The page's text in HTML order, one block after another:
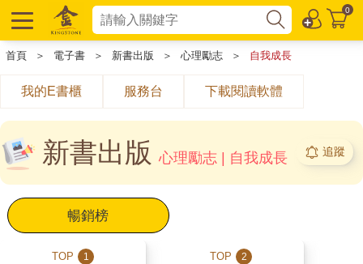
0
首頁 ＞ 電子書 ＞ 新書出版 ＞ 心理勵志 ＞ 自我成長
我的E書櫃 服務台 下載閱讀軟體
新書出版 心理勵志 | 自我成長 追蹤
暢銷榜
TOP 1 TOP 2